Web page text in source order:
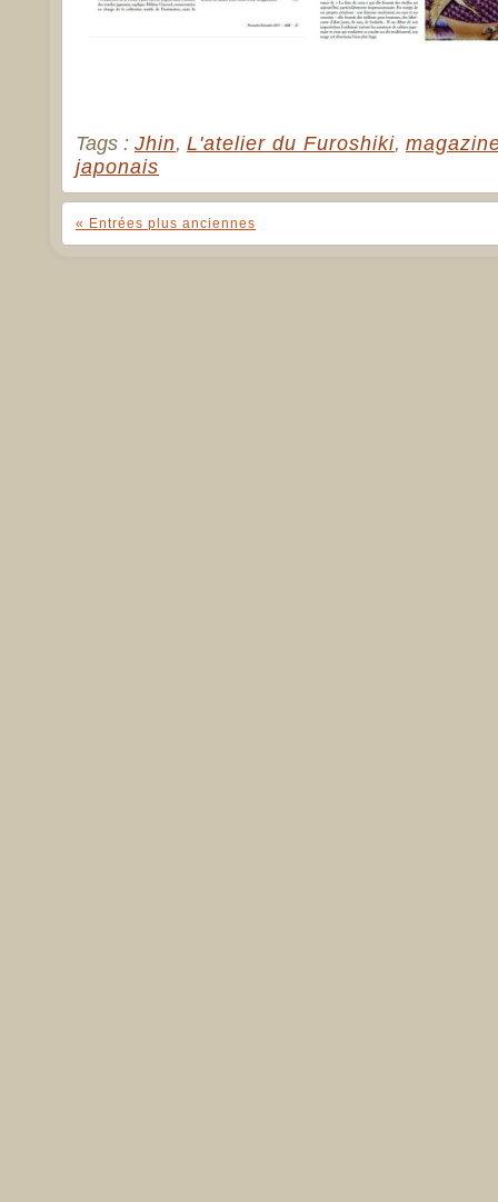
Tags : Jhin, L'atelier du Furoshiki,
japonais
« Entrées plus anciennes